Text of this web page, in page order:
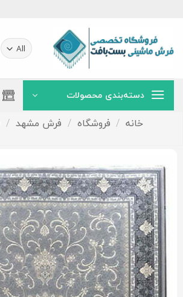
content
دسته‌بندی محصولات
خانه / فروشگاه / فرش مشهد /